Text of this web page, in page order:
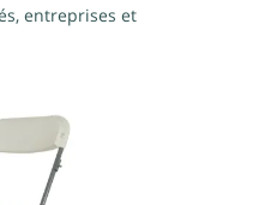
entreprises et